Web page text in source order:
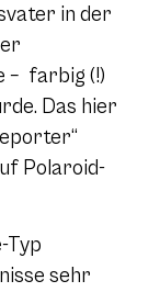
in der
– farbig (!)
Das hier
Polaroid-
Typ
sehr